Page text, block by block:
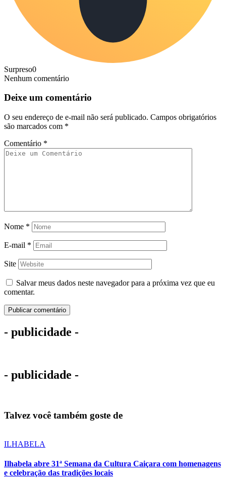
Surpreso0
Nenhum comentário
Deixe um comentário
O seu endereço de e-mail não será publicado. Campos obrigatórios
são marcados com *
Comentário *
Nome *
E-mail *
Site
Salvar meus dados neste navegador para a próxima vez que eu
comentar.
- publicidade -
- publicidade -
Talvez você também goste de
ILHABELA
Ilhabela abre 31ª Semana da Cultura Caiçara com homenagens
e celebração das tradições locais